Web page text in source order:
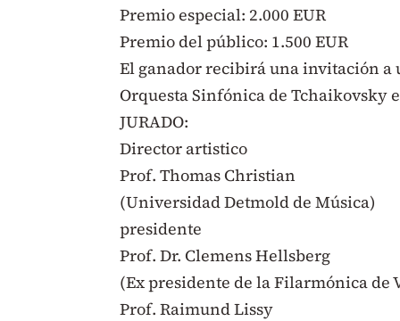
Premio especial: 2.000 EUR
Premio del público: 1.500 EUR
El ganador recibirá una invitación a
Orquesta Sinfónica de Tchaikovsky
JURADO:
Director artistico
Prof. Thomas Christian
(Universidad Detmold de Música)
presidente
Prof. Dr. Clemens Hellsberg
(Ex presidente de la Filarmónica de
Prof. Raimund Lissy